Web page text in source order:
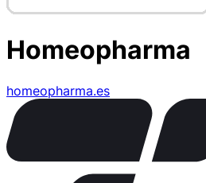
Homeopharma
homeopharma.es